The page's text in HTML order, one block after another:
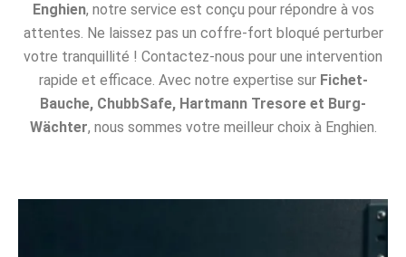
Enghien, notre service est conçu pour répondre à vos
attentes. Ne laissez pas un coffre-fort bloqué perturber
votre tranquillité ! Contactez-nous pour une intervention
rapide et efficace. Avec notre expertise sur Fichet-
Bauche, ChubbSafe, Hartmann Tresore et Burg-
Wächter, nous sommes votre meilleur choix à Enghien.